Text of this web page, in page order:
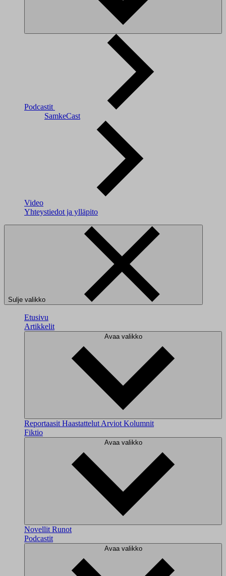
Podcastit
SamkeCast
Video
Yhteystiedot ja ylläpito
Sulje valikko
Etusivu
Artikkelit
Avaa valikko
Reportaasit Haastattelut Arviot Kolumnit
Fiktio
Avaa valikko
Novellit Runot
Podcastit
Avaa valikko